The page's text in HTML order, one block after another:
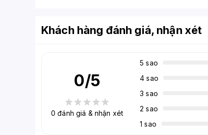
Khách hàng đánh giá, nhận xét
0/5
0 đánh giá & nhận xét
5 sao
4 sao
3 sao
2 sao
1 sao